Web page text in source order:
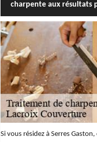
charpente aux résultats
Si vous résidez à Serres